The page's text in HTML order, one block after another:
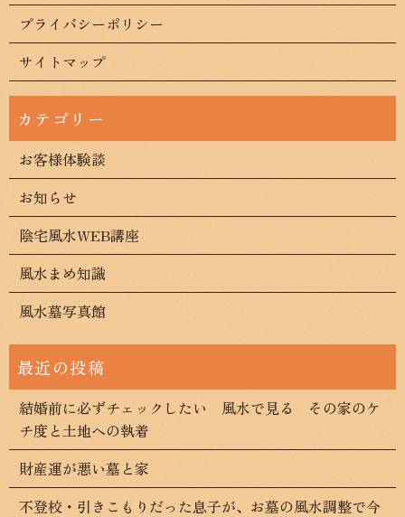
プライバシーポリシー
サイトマップ
お客様体験談
お知らせ
陰宅風水WEB講座
風水まめ知識
風水墓写真館
結婚前に必ずチェックしたい 風水で見る その家のケ
チ度と土地への執着
財産運が悪い墓と家
不登校・引きこもりだった息子が、お墓の風水調整で今